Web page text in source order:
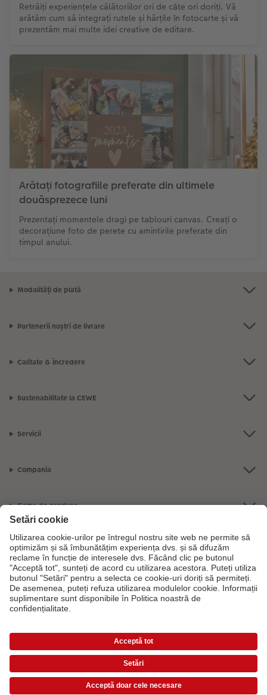
Retrăiți experiențele călătoriilor ori de câte ori doriți. Vă
arătăm cum să integrați rutele și hărțile în fotocarte și vă
prezentăm mai multe idei creative de editare.
Arătați fotografiile preferate din ultimele
douăsprezece luni
Prezentați momentele dragi pe tablouri canvas. Creați o
decorațiune foto de perete cu amintirile preferate din
timpul anului.
Modalități de plată
Partenerii noștri de livrare
Calitate & Încredere
Sustenabilitate la CEWE
Servicii
Compania
Gama de produse
CEWE Fotolumea
Dacă aveți întrebări despre serviciile noastre sau comanda dvs., vă rugăm
să ne contactati telefonic:0316 300 693De luni până duminică: 09:00 -
17:30
Prețurile sunt prețuri de consum recomandate și includ TVA. Prețurile nu includ taxa